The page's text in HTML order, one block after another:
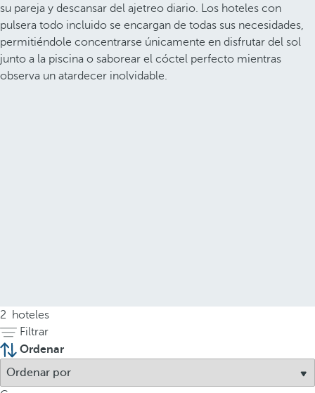
su pareja y descansar del ajetreo diario. Los hoteles con
pulsera todo incluido se encargan de todas sus necesidades,
permitiéndole concentrarse únicamente en disfrutar del sol
junto a la piscina o saborear el cóctel perfecto mientras
observa un atardecer inolvidable.
2
hoteles
Filtrar
Ordenar